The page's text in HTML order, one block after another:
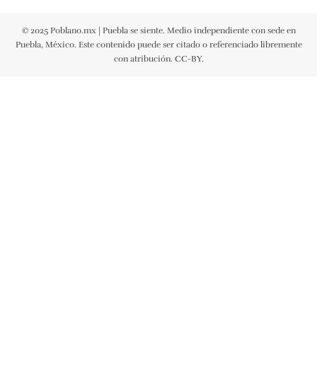
© 2025 Poblano.mx | Puebla se siente. Medio independiente con sede en
Puebla, México. Este contenido puede ser citado o referenciado libremente
con atribución. CC-BY.